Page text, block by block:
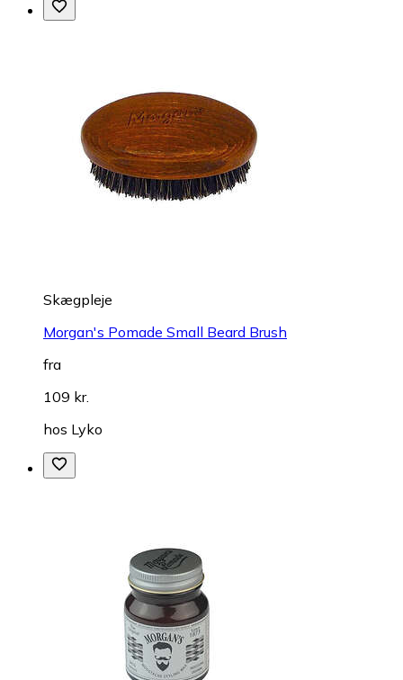
Skægpleje
Morgan's Pomade Small Beard Brush
fra
109 kr.
hos Lyko